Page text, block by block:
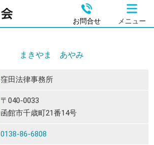
お問合せ メニュー
まきやま あやみ
窪田法律事務所
〒040-0033
函館市千歳町21番14号
0138-86-6808